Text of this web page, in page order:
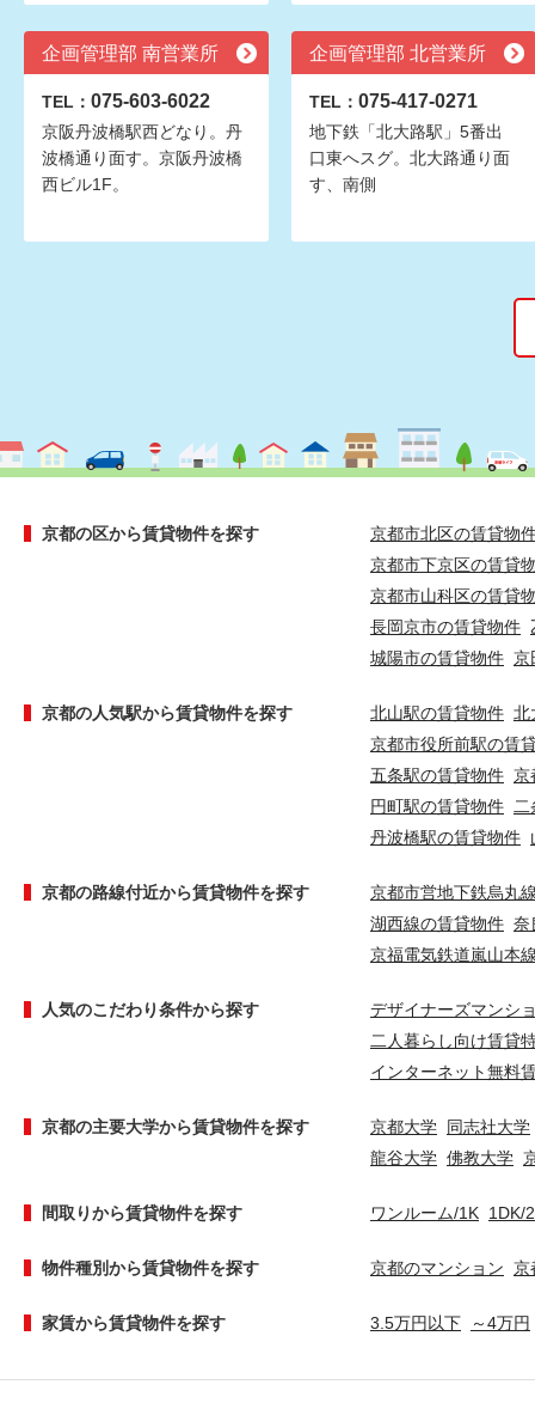
企画管理部 南営業所
TEL： 075-603-6022
京阪丹波橋駅西どなり。丹
波橋通り面す。京阪丹波橋
西ビル1F。
企画管理部 北営業所
TEL： 075-417-0271
地下鉄「北大路駅」5番出
口東へスグ。北大路通り面
す、南側
京都の区から賃貸物件を探す
京都市北区の賃貸物
京都市下京区の賃貸
京都市山科区の賃貸
長岡京市の賃貸物件
城陽市の賃貸物件 京
京都の人気駅から賃貸物件を探す 北山駅の賃貸物件 北
京都市役所前駅の賃
五条駅の賃貸物件 京
円町駅の賃貸物件
丹波橋駅の賃貸物件
京都の路線付近から賃貸物件を探す
京都市営地下鉄烏丸
湖西線の賃貸物件 奈
京福電気鉄道嵐山本
人気のこだわり条件から探す
デザイナーズマンシ
二人暮らし向け賃貸
インターネット無料
京都の主要大学から賃貸物件を探す 京都大学 同志社大学
龍谷大学 佛教大学
間取りから賃貸物件を探す ワンルーム/1K 1DK/
物件種別から賃貸物件を探す 京都のマンション 京
家賃から賃貸物件を探す 3.5万円以下 ～4万円